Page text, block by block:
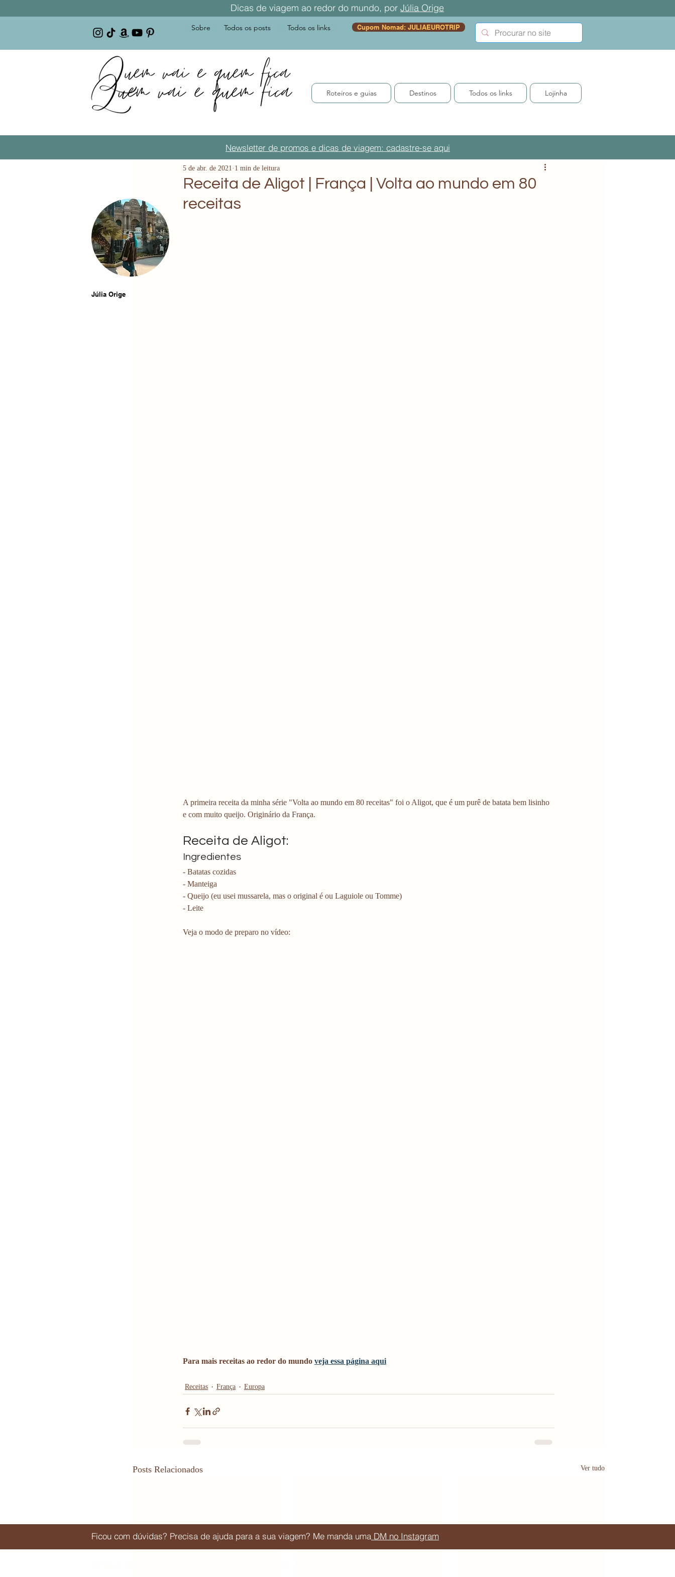
Dicas de viagem ao redor do mundo, por Júlia Orige
Sobre Todos os posts Todos os links Cupom Nomad: JULIAEUROTRIP
Roteiros e guias Destinos Todos os links Lojinha
Newsletter de promos e dicas de viagem: cadastre-se aqui
Receita de Aligot | França | Volta ao mundo em 80
receitas
5 de abr. de 2021 1 min de leitura
A primeira receita da minha série "Volta ao mundo em 80 receitas" foi o Aligot, que é um purê de batata bem lisinho
e com muito queijo. Originário da França.
Receita de Aligot:
Ingredientes
- Batatas cozidas
- Manteiga
- Queijo (eu usei mussarela, mas o original é ou Laguiole ou Tomme)
- Leite
Veja o modo de preparo no vídeo:
Para mais receitas ao redor do mundo veja essa página aqui
Receitas França Europa
Posts Relacionados Ver tudo
Júlia Orige
Ficou com dúvidas? Precisa de ajuda para a sua viagem? Me manda uma DM no Instagram